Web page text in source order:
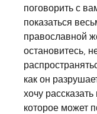
поговорить с
показаться
православной
остановитесь,
как он
хочу
которое может